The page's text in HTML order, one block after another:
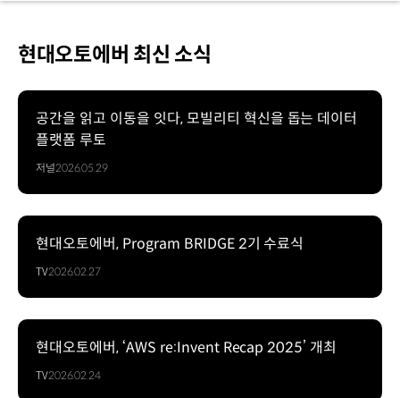
현대오토에버 최신 소식
공간을 읽고 이동을 잇다, 모빌리티 혁신을 돕는 데이터
플랫폼 루토
저널2026.05.29
현대오토에버, Program BRIDGE 2기 수료식
TV2026.02.27
현대오토에버, ‘AWS re:Invent Recap 2025’ 개최
TV2026.02.24